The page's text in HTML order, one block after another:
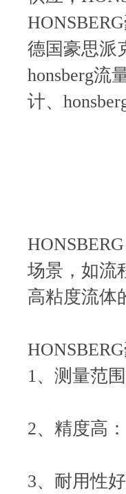
德国豪思派
honsberg流
计、
场景，如流
高粘度流体
1、测量范
2、精度高
3、耐用性